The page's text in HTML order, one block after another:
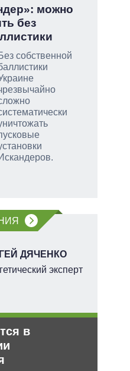
можно
без
собственной
ДЯЧЕНКО
эксперт
в